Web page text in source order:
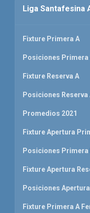
Liga Santafesina
Fixture Primera A
Posiciones Primera
Fixture Reserva A
Posiciones Reserva
Promedios 2021
Fixture Apertura
Posiciones Primera
Fixture Apertura
Posiciones
Fixture Primera A